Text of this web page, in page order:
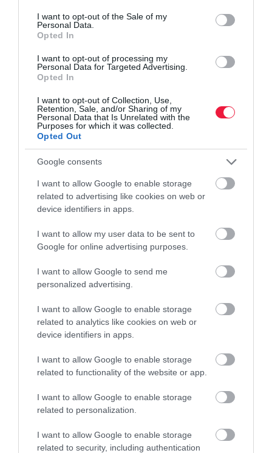
consent section.
I want to opt-out of the Sale of my
Personal Data.
Opted In
I want to opt-out of processing my
Personal Data for Targeted Advertising.
Opted In
I want to opt-out of Collection, Use,
Retention, Sale, and/or Sharing of my
Personal Data that Is Unrelated with the
Purposes for which it was collected.
Opted Out
Google consents
I want to allow Google to enable storage
related to advertising like cookies on web or
device identifiers in apps.
I want to allow my user data to be sent to
Google for online advertising purposes.
I want to allow Google to send me
personalized advertising.
I want to allow Google to enable storage
related to analytics like cookies on web or
device identifiers in apps.
I want to allow Google to enable storage
related to functionality of the website or app.
I want to allow Google to enable storage
related to personalization.
I want to allow Google to enable storage
related to security, including authentication
Nem nyúlhat mellé, aki szerez egy garázst a hazai
nagyvárosokban
Csaknem duplájára nőtt a forgalomban lévő személyautók száma
az elmúlt 20 évben Magyarországon, az úthálózat és a parkolási
folyamat…